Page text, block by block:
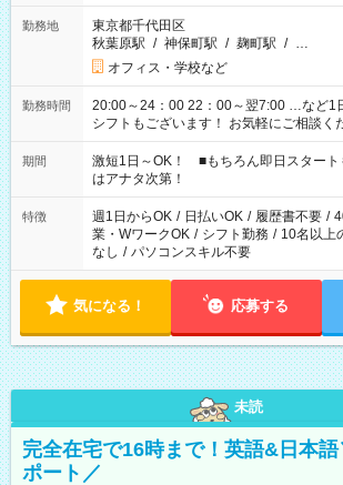
勤務地
東京都千代田区
秋葉原駅 / 神保町駅 / 麹町駅 / …
オフィス・学校など
勤務時間
20:00～24：00 22：00～翌7:00 …など1日4時
シフトもございます！ お気軽にご相談く
期間
激短1日～OK！ ■もちろん即日スター
はアナタ次第！
特徴 週1日からOK / 日払いOK / 履歴書不要 /
業・WワークOK / シフト勤務 / 10名以上
なし / パソコンスキル不要
気になる！ 応募する
未読
完全在宅で16時まで！英語&日本
ポート／